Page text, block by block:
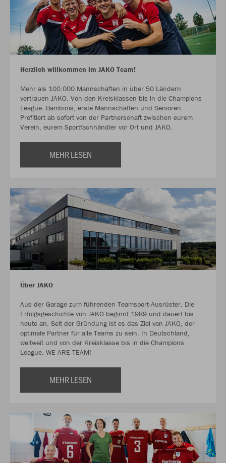
Herzlich willkommen im JAKO Team!
Mehr als 100.000 Mannschaften in über 50 Ländern
vertrauen JAKO. Von den Kreisklassen bis in die Champions
League. Bambinis, erste Mannschaften und Senioren.
Profitiert ab sofort von der Partnerschaft zwischen eurem
Verein, eurem Sportfachhändler vor Ort und JAKO.
MEHR LESEN
Über JAKO
Aus der Garage zum führenden Teamsport-Ausrüster. Die
Erfolgsgeschichte von JAKO beginnt 1989 und dauert bis
heute an. Seit der Gründung ist es das Ziel von JAKO, der
optimale Partner für alle Teams zu sein. In Deutschland,
weltweit und von der Kreisklasse bis in die Champions
League. WE ARE TEAM!
MEHR LESEN